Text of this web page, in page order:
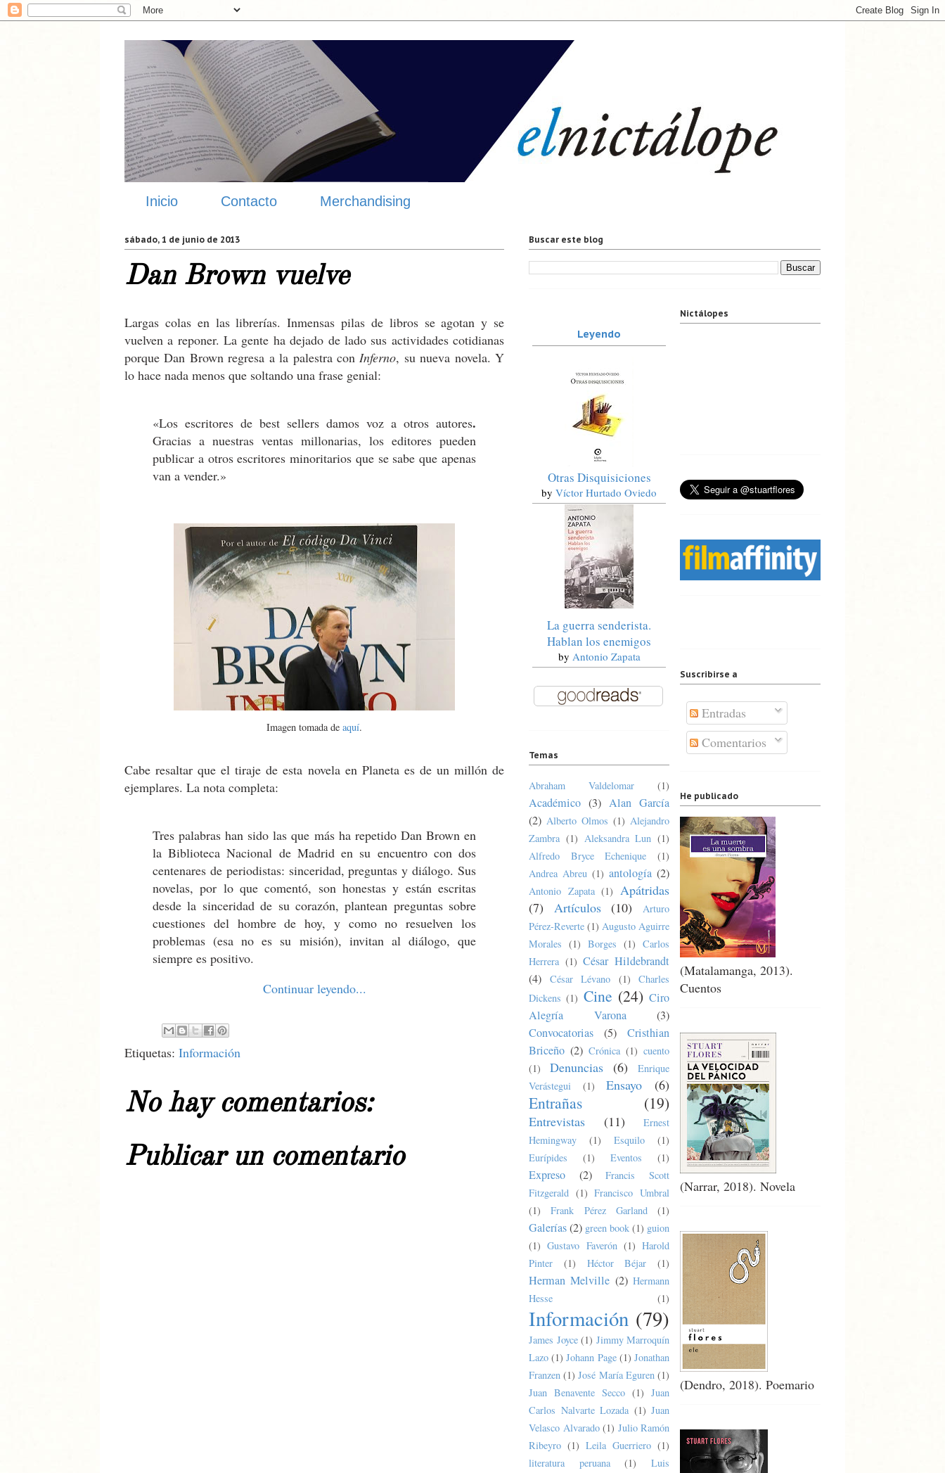
Inicio Contacto Merchandising
sábado, 1 de junio de 2013
Dan Brown vuelve
Largas colas en las librerías. Inmensas pilas de libros se agotan y se
vuelven a reponer. La gente ha dejado de lado sus actividades cotidianas
porque Dan Brown regresa a la palestra conInferno, su nueva novela. Y
lo hace nada menos que soltando una frase genial:
«Los escritores de best sellers damos voz a otros autores.
Gracias a nuestras ventas millonarias, los editores pueden
publicar a otros escritores minoritarios que se sabe que apenas
van a vender.»
Imagen tomada de aquí.
Cabe resaltar que el tiraje de esta novela en Planeta es de un millón de
ejemplares. La nota completa:
Tres palabras han sido las que más ha repetido Dan Brown en
la Biblioteca Nacional de Madrid en su encuentro con dos
centenares de periodistas: sinceridad, preguntas y diálogo. Sus
novelas, por lo que comentó, son honestas y están escritas
desde la sinceridad de su corazón, plantean preguntas sobre
cuestiones del hombre de hoy, y como no resuelven los
problemas (esa no es su misión), invitan al diálogo, que
siempre es positivo.
Continuar leyendo...
Etiquetas: Información
No hay comentarios:
Publicar un comentario
Buscar este blog
Leyendo
Otras Disquisiciones
by Víctor Hurtado Oviedo
La guerra senderista.
Hablan los enemigos
by Antonio Zapata
Temas
Abraham Valdelomar (1)
Académico (3) Alan García
(2) Alberto Olmos (1) Alejandro
Zambra (1) Aleksandra Lun (1)
Alfredo Bryce Echenique
(1)
Andrea Abreu (1) antología (2)
Antonio Zapata (1) Apátridas
(7)
Artículos (10)
Arturo
Pérez-Reverte (1) Augusto Aguirre
Morales (1) Borges (1) Carlos
Herrera (1) César Hildebrandt
(4)
César Lévano (1)
Charles
Dickens (1) Cine (24) Ciro
Alegría Varona
(3)
Convocatorias
(5)
Cristhian
Briceño (2) Crónica (1) cuento
(1)
Denuncias (6)
Enrique
Verástegui
(1) Ensayo (6)
Entrañas (19)
Entrevistas (11)
Ernest
Hemingway
(1) Esquilo
(1)
Eurípides
(1) Eventos (1)
Expreso (2)
Francis Scott
Fitzgerald (1) Francisco Umbral
(1)
Frank Pérez Garland (1)
Galerías(2) green book (1) guion
(1) Gustavo Faverón (1) Harold
Pinter
(1) Héctor Béjar (1)
Herman Melville (2) Hermann
Hesse
(1)
Información (79)
James Joyce (1) Jimmy Marroquín
Lazo (1) Johann Page (1) Jonathan
Franzen (1) José María Eguren (1)
Juan Benavente Secco (1) Juan
Carlos Nalvarte Lozada (1) Juan
Velasco Alvarado (1) Julio Ramón
Ribeyro (1) Leila Guerriero (1)
literatura peruana
(1)
Luis
Nictálopes
Suscribirse a
Entradas
Comentarios
He publicado
(Matalamanga, 2013).
Cuentos
(Narrar, 2018). Novela
(Dendro, 2018). Poemario